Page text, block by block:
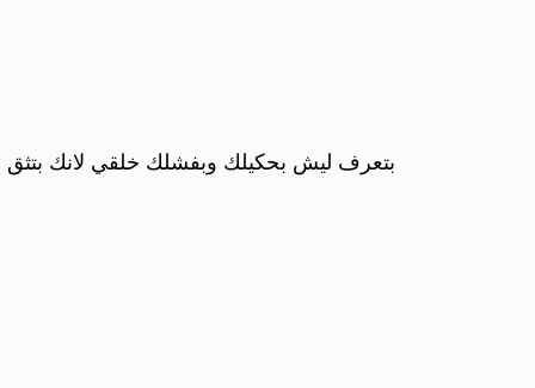
بتعرف ليش بحكيلك وبفشلك خلقي لانك بتثق